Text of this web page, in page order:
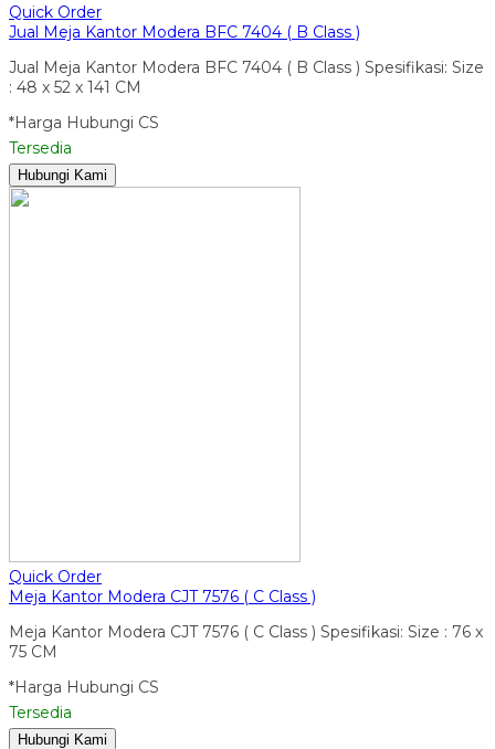
Quick Order
Jual Meja Kantor Modera BFC 7404 ( B Class )
Jual Meja Kantor Modera BFC 7404 ( B Class ) Spesifikasi: Size
: 48 x 52 x 141 CM
*Harga Hubungi CS
Tersedia
Hubungi Kami
Quick Order
Meja Kantor Modera CJT 7576 ( C Class )
Meja Kantor Modera CJT 7576 ( C Class ) Spesifikasi: Size : 76 x
75 CM
*Harga Hubungi CS
Tersedia
Hubungi Kami